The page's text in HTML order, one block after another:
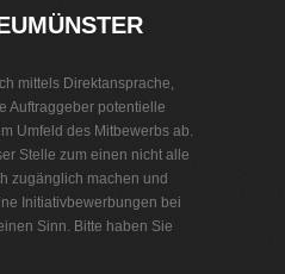
mittels Direktansprache,
Auftraggeber potentielle
Umfeld des Mitbewerbs ab.
Stelle zum einen nicht alle
zugänglich machen und
Initiativbewerbungen bei
Sinn. Bitte haben Sie